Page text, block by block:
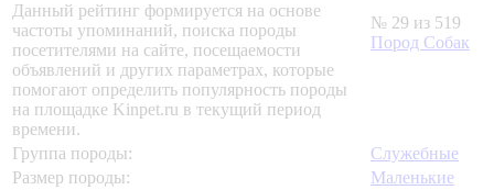
Данный рейтинг формируется на основе
частоты упоминаний, поиска породы
посетителями на сайте, посещаемости
объявлений и других параметрах, которые
помогают определить популярность породы
на площадке Kinpet.ru в текущий период
времени.
№ 29 из 519
Пород Собак
Группа породы:
Служебные
Размер породы:
Маленькие